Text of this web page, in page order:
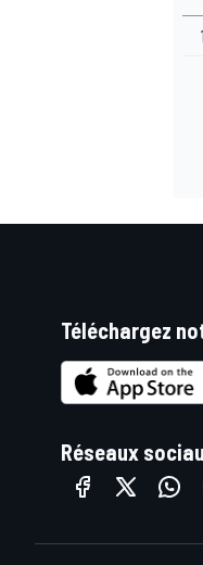
Téléchargez
Réseaux